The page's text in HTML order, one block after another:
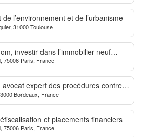
l’environnement et de l’urbanisme
31000 Toulouse
investir dans l’immobilier neuf
75006 Paris, France
avocat expert des procédures contre la
Bordeaux, France
et placements financiers
75006 Paris, France